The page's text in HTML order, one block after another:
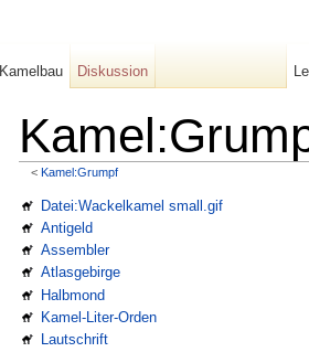
< Kamel:Grumpf
Datei:Wackelkamel small.gif
Antigeld
Assembler
Atlasgebirge
Halbmond
Kamel-Liter-Orden
Lautschrift
Kamelbau Diskussion